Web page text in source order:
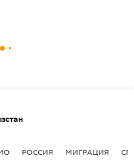
РОССИЯ МИГРАЦИЯ